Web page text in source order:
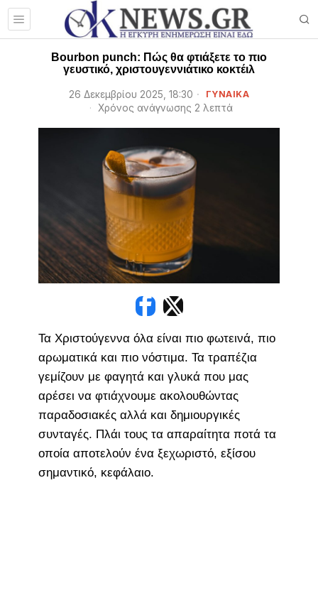
Βourbon punch: Πώς θα φτιάξετε το πιο
γευστικό, χριστουγεννιάτικο κοκτέιλ
26 Δεκεμβρίου 2025, 18:30 ΓΥΝΑΙΚΑ
Χρόνος ανάγνωσης 2 λεπτά
Τα Χριστούγεννα όλα είναι πιο φωτεινά, πιο
αρωματικά και πιο νόστιμα. Τα τραπέζια
γεμίζουν με φαγητά και γλυκά που μας
αρέσει να φτιάχνουμε ακολουθώντας
παραδοσιακές αλλά και δημιουργικές
συνταγές. Πλάι τους τα απαραίτητα ποτά τα
οποία αποτελούν ένα ξεχωριστό, εξίσου
σημαντικό, κεφάλαιο.